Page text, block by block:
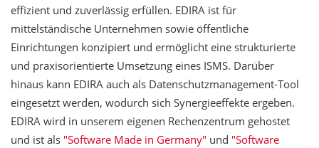
effizient und zuverlässig erfüllen. EDIRA ist für
mittelständische Unternehmen sowie öffentliche
Einrichtungen konzipiert und ermöglicht eine strukturierte
und praxisorientierte Umsetzung eines ISMS. Darüber
hinaus kann EDIRA auch als Datenschutzmanagement-Tool
eingesetzt werden, wodurch sich Synergieeffekte ergeben.
EDIRA wird in unserem eigenen Rechenzentrum gehostet
und ist als "Software Made in Germany" und "Software